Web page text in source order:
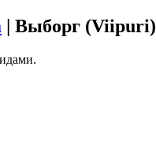
| Выборг (Viipuri)